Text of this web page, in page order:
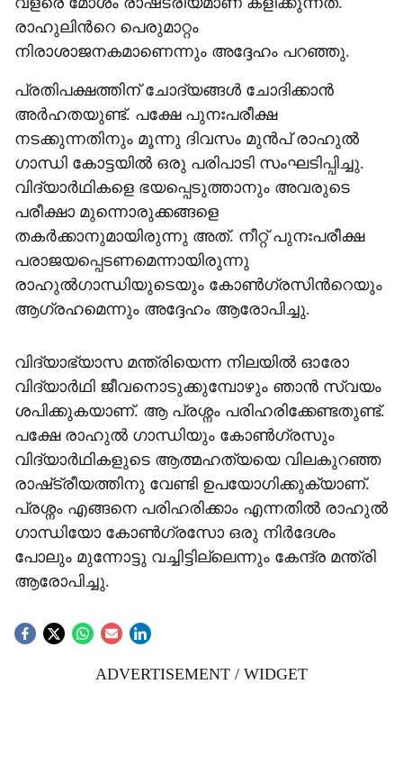
രാഹുലിന്‍റെ പെരുമാറ്റം
നിരാശാജനകമാണെന്നും അദ്ദേഹം പറഞ്ഞു.
പ്രതിപക്ഷത്തിന് ചോദ്യങ്ങൾ ചോദിക്കാൻ
അർഹതയുണ്ട്. പക്ഷേ പുനഃപരീക്ഷ
നടക്കുന്നതിനും മൂന്നു ദിവസം മുൻപ് രാഹുൽ
ഗാന്ധി കോട്ടയിൽ ഒരു പരിപാടി സംഘടിപ്പിച്ചു.
വിദ്യാർഥികളെ ഭയപ്പെടുത്താനും അവരുടെ
പരീക്ഷാ മുന്നൊരുക്കങ്ങളെ
തകർക്കാനുമായിരുന്നു അത്. നീറ്റ് പുനഃപരീക്ഷ
പരാജയപ്പെടണമെന്നായിരുന്നു
രാഹുൽഗാന്ധിയുടെയും കോൺഗ്രസിന്‍റെയും
ആഗ്രഹമെന്നും അദ്ദേഹം ആരോപിച്ചു.
വിദ്യാഭ്യാസ മന്ത്രിയെന്ന നിലയിൽ ഓരോ
വിദ്യാർഥി ജീവനൊടുക്കുമ്പോഴും ഞാൻ സ്വയം
ശപിക്കുകയാണ്. ആ പ്രശ്നം പരിഹരിക്കേണ്ടതുണ്ട്.
പക്ഷേ രാഹുൽ ഗാന്ധിയും കോൺഗ്രസും
വിദ്യാർഥികളുടെ ആത്മഹത്യയെ വിലകുറഞ്ഞ
രാഷ്‌ട്രീയത്തിനു വേണ്ടി ഉപയോഗിക്കുക‍്യാണ്.
പ്രശ്നം എങ്ങനെ പരിഹരിക്കാം എന്നതിൽ രാഹുൽ
ഗാന്ധിയോ കോൺഗ്രസോ ഒരു നിർദേശം
പോലും മുന്നോട്ടു വച്ചിട്ടില്ലെന്നും കേന്ദ്ര മന്ത്രി
ആരോപിച്ചു.
ADVERTISEMENT / WIDGET